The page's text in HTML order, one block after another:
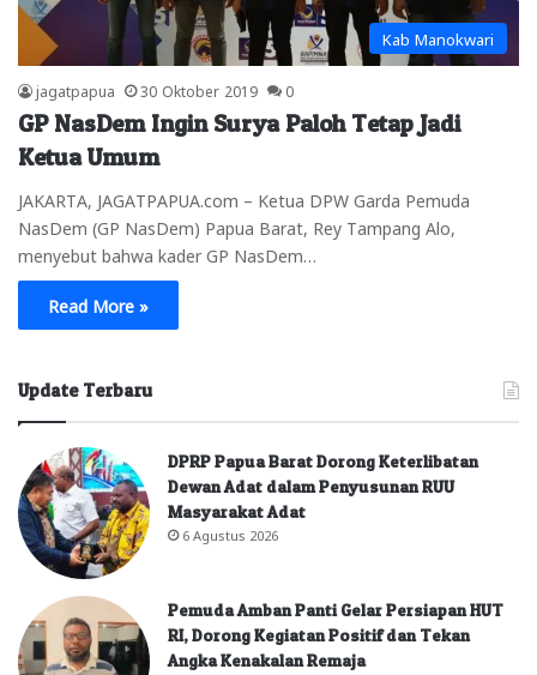
Kab Manokwari
jagatpapua 30 Oktober 2019 0
GP NasDem Ingin Surya Paloh Tetap Jadi
Ketua Umum
JAKARTA, JAGATPAPUA.com – Ketua DPW Garda Pemuda
NasDem (GP NasDem) Papua Barat, Rey Tampang Alo,
menyebut bahwa kader GP NasDem…
Read More »
Update Terbaru
DPRP Papua Barat Dorong Keterlibatan
Dewan Adat dalam Penyusunan RUU
Masyarakat Adat
6 Agustus 2026
Pemuda Amban Panti Gelar Persiapan HUT
RI, Dorong Kegiatan Positif dan Tekan
Angka Kenakalan Remaja